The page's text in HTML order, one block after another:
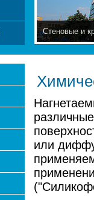
Стеновые и
или